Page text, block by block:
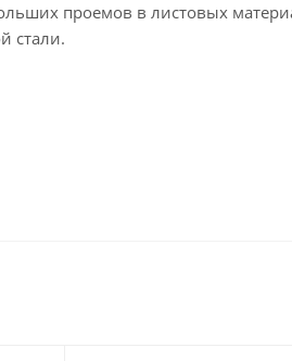
проемов в листовых
стали.